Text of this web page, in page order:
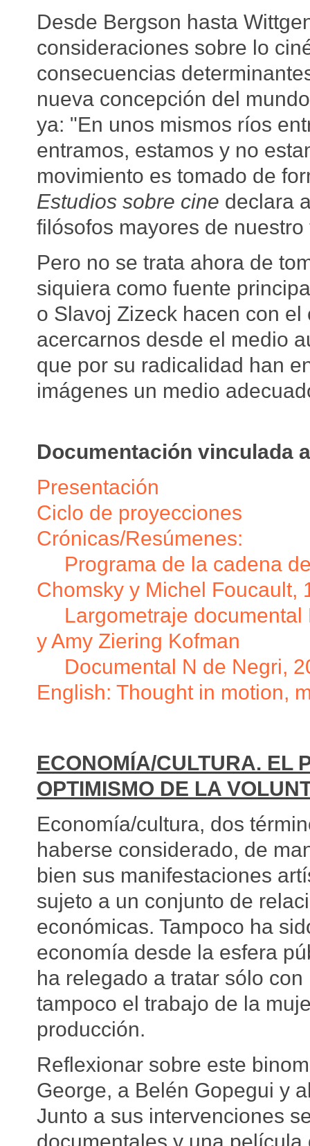
Desde Bergson hasta
consideraciones sobre lo
consecuencias
nueva concepción del
ya: "En unos mismos ríos
entramos, estamos y no
movimiento es tomado de
Estudios sobre cine declara
filósofos mayores de nuestro
Pero no se trata ahora de
siquiera como fuente
o Slavoj Zizeck hacen con
acercarnos desde el medio
que por su radicalidad han
imágenes un medio
Documentación vinculada
Presentación
Ciclo de proyecciones
Crónicas/Resúmenes:
Programa de la cadena
Chomsky y Michel Foucault,
Largometraje
y Amy Ziering Kofman
Documental N de Negri,
English: Thought in motion,
ECONOMÍA/CULTURA. EL
OPTIMISMO DE LA
Economía/cultura, dos
haberse considerado, de
bien sus manifestaciones
sujeto a un conjunto de
económicas. Tampoco ha
economía desde la esfera
ha relegado a tratar sólo
tampoco el trabajo de la
producción.
Reflexionar sobre este
George, a Belén Gopegui y
Junto a sus intervenciones
documentales y una